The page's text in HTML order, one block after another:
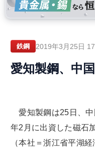
鉄鋼 2019年3月25日
愛知製鋼、中
愛知製鋼は25日、中
年2月に出資した磁石
（本社＝浙江省平湖